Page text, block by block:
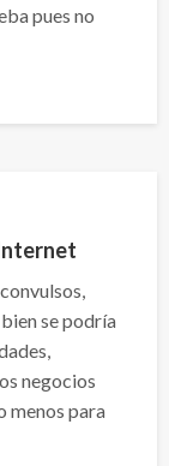
pues no
se podría
negocios
menos para